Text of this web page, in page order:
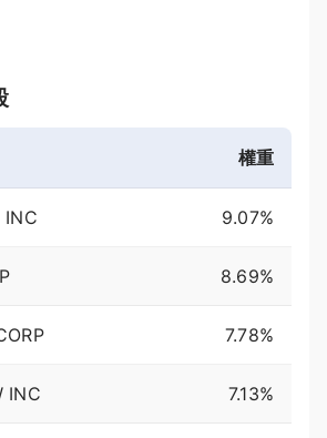
權重
INC 9.07%
8.69%
7.78%
INC 7.13%